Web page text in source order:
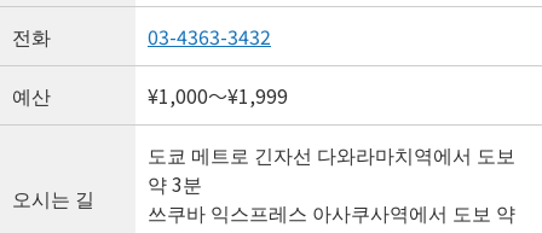
전화 03-4363-3432
예산 ¥1,000〜¥1,999
오시는 길
도쿄 메트로 긴자선 다와라마치역에서 도보
약 3분
쓰쿠바 익스프레스 아사쿠사역에서 도보 약